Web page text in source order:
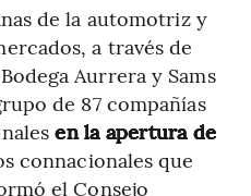
de la automotriz y
a través de
Aurrera y Sams
de 87 compañías
en la apertura de
connacionales que
el Consejo